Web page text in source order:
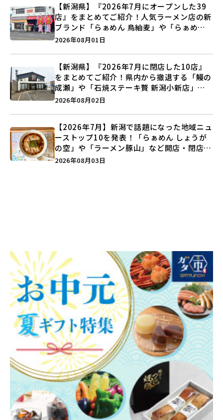
【新潟県】『2026年7月にオープンした39
店』をまとめてご紹介！人気ラーメン店の新
ブランド「らぁめん 鳥紬麦」や「らぁめん
しょうがの空」など盛りだくさん♪
2026年08月01日
【新潟県】『2026年7月に閉店した10店』
をまとめてご紹介！県内から撤退する「鰻の
成瀬」や「石焼ステーキ贅 新潟小新店」が
営業に幕…。
2026年08月02日
【2026年7月】新潟で話題になった地域ニュ
ーストップ10を発表！「らぁめん しょうが
の空」や「ラーメン豚山」など開店・閉店の
注目記事をランキングでご紹介♪
2026年08月03日